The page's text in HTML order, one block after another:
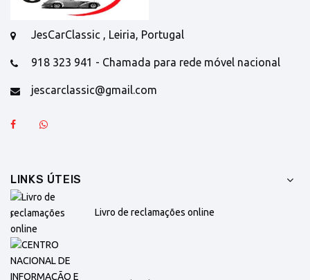
JesCarClassic , Leiria, Portugal
918 323 941 - Chamada para rede móvel nacional
jescarclassic@gmail.com
LINKS ÚTEIS
Livro de reclamações online